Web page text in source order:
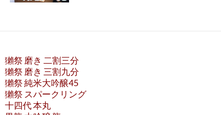
獺祭 磨き 二割三分
獺祭 磨き 三割九分
獺祭 純米大吟醸45
獺祭 スパークリング
十四代 本丸